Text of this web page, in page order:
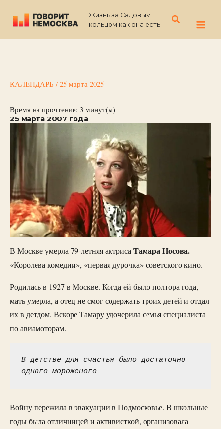
содержимому
Жизнь за Садовым
кольцом как она есть
Поиск
КАЛЕНДАРЬ / 25 марта 2025
Время на прочтение: 3 минут(ы)
25 марта 2007 года
В Москве умерла 79-летняя актрисаТамара Носова.
«Королева комедии», «первая дурочка» советского кино.
Родилась в 1927 в Москве. Когда ей было полтора года,
мать умерла, а отец не смог содержать троих детей и отдал
их в детдом. Вскоре Тамару удочерила семья специалиста
по авиамоторам.
В детстве для счастья было достаточно
одного мороженого
Войну пережила в эвакуации в Подмосковье. В школьные
годы была отличницей и активисткой, организовала